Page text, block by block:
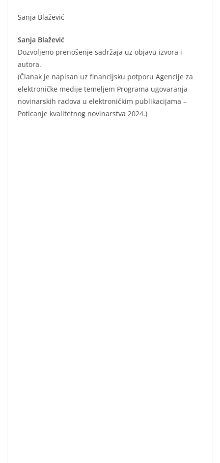
Sanja Blažević
Sanja Blažević
Dozvoljeno prenošenje sadržaja uz objavu izvora i
autora.
(Članak je napisan uz financijsku potporu Agencije za
elektroničke medije temeljem Programa ugovaranja
novinarskih radova u elektroničkim publikacijama –
Poticanje kvalitetnog novinarstva 2024.)